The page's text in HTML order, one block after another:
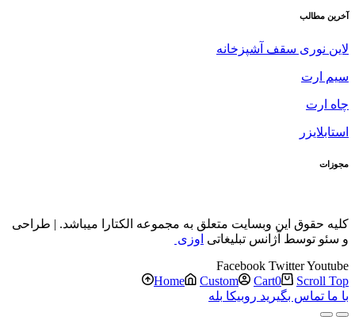
آخرین مطالب
لاین نوری سقف آشپزخانه
سیم ارت
چاه ارت
استابلایزر
مجوزات
کلیه حقوق این وبسایت متعلق به مجموعه الکتارا میباشد. | طراحی
و سئو توسط آژانس تبلیغاتی اوزی
Facebook TwitterYoutube
Home
Custom Cart0
Scroll Top
با ما تماس بگیرید روبیکا بله